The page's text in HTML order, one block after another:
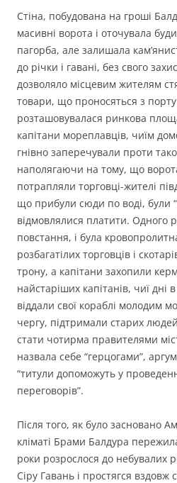
Стіна, побудована на гроші
масивні ворота і оточувала
пагорба, але залишала
до річки і гавані, без свого
дозволяло місцевим жителям
товари, що проносяться з
розташовувалася ринкова
капітани мореплавців, чиїм
гнівно заперечували проти
наполягаючи на тому, що
потрапляли торговці-жителі
що прибули сюди по воді, були
відмовлялися платити. Одного
повстання, і була
розбагатілих торговців і
трону, а капітани захопили
найстаріших капітанів, чиї дні
віддали свої кораблі молодим
чергу, підтримали старих
стати чотирма правителями
назвала себе “герцогами”,
“титули допоможуть у
переговорів”.
Після того, як було засновано
кліматі Брами Балдура
роки розрослося до небувалих
Сіру Гавань і простягся вздовж